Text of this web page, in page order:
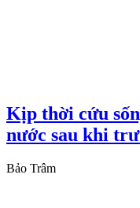
Kịp thời cứu
nước sau khi
Bảo Trâm